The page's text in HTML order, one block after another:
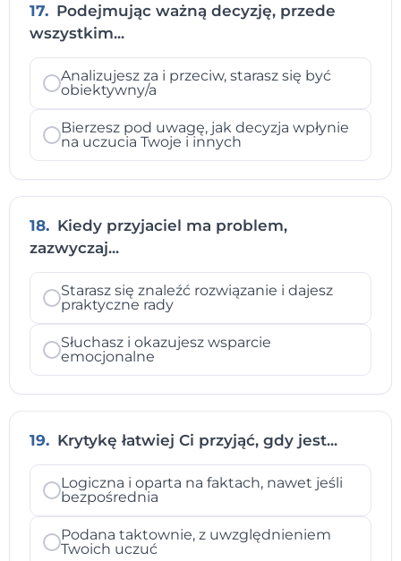
17. Podejmując ważną decyzję, przede
wszystkim...
Analizujesz za i przeciw, starasz się być
obiektywny/a
Bierzesz pod uwagę, jak decyzja wpłynie
na uczucia Twoje i innych
18. Kiedy przyjaciel ma problem,
zazwyczaj...
Starasz się znaleźć rozwiązanie i dajesz
praktyczne rady
Słuchasz i okazujesz wsparcie
emocjonalne
19. Krytykę łatwiej Ci przyjąć, gdy jest...
Logiczna i oparta na faktach, nawet jeśli
bezpośrednia
Podana taktownie, z uwzględnieniem
Twoich uczuć